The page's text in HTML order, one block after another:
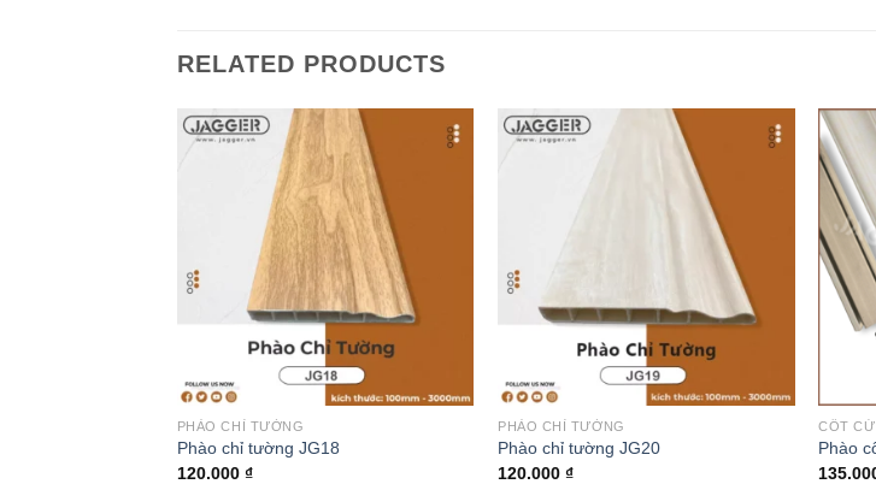
RELATED PRODUCTS
PHÀO CHỈ TƯỜNG
Phào chỉ tường JG18
120.000 ₫
PHÀO CHỈ TƯỜNG
Phào chỉ tường JG20
120.000₫
CỐT
Phào